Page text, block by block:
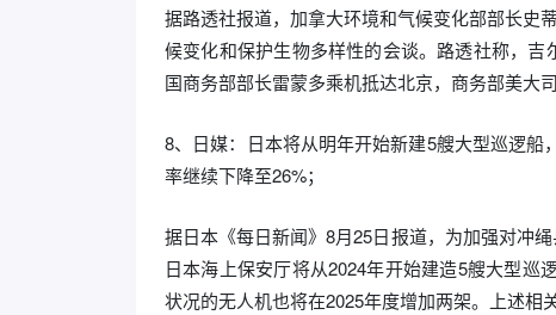
据路透社报道，加拿大环境和气候变化部部长史
候变化和保护生物多样性的会谈。路透社称，
国商务部部长雷蒙多乘机抵达北京，商务部美大
8、日媒：日本将从明年开始新建5艘大型巡逻
率继续下降至26%；
据日本《每日新闻》8月25日报道，为加强对冲
日本海上保安厅将从2024年开始建造5艘大型巡
状况的无人机也将在2025年度增加两架。上述相